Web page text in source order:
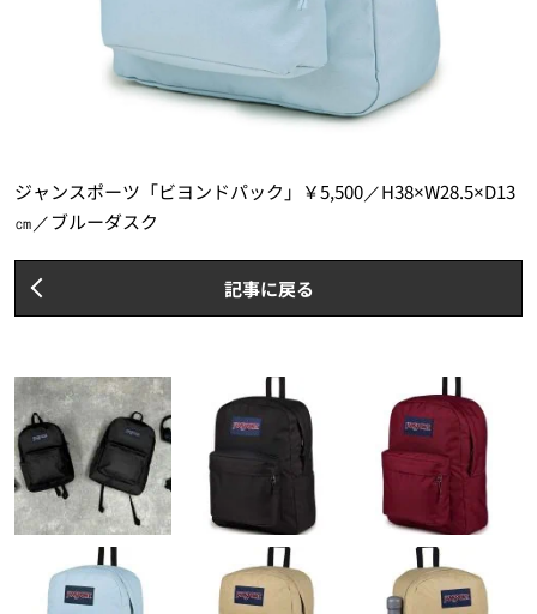
ジャンスポーツ「ビヨンドパック」￥5,500／H38×W28.5×D13
㎝／ブルーダスク
記事に戻る